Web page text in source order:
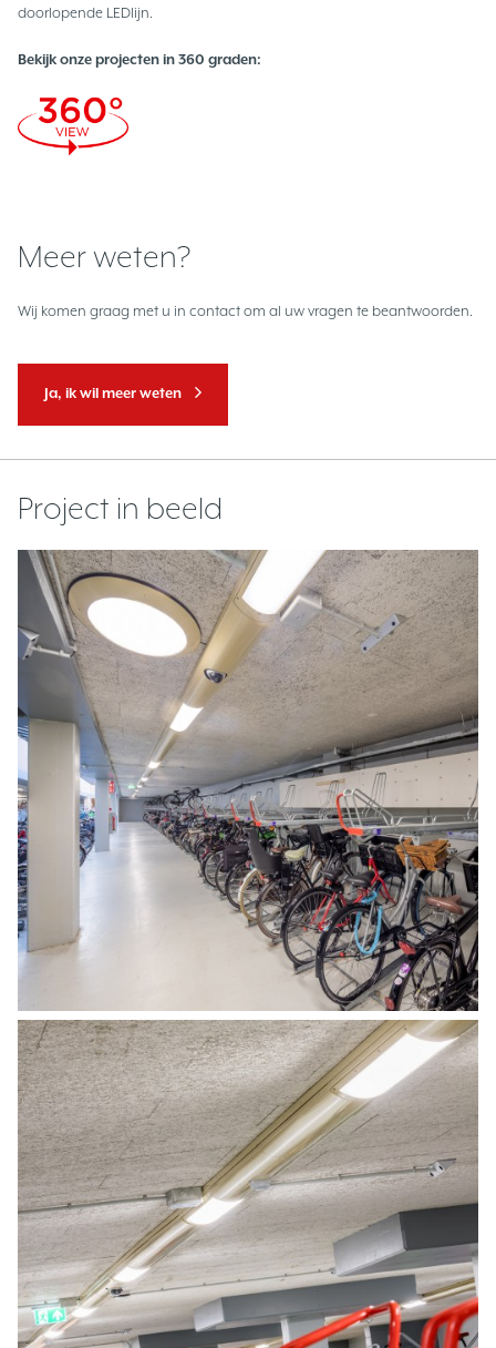
doorlopende LEDlijn.
Bekijk onze projecten in 360 graden:
Meer weten?
Wij komen graag met u in contact om al uw vragen te beantwoorden.
Ja, ik wil meer weten
Project in beeld